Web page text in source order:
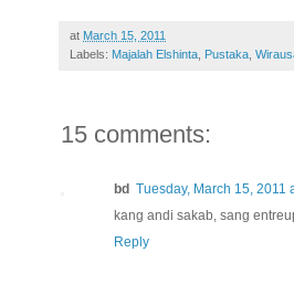
at March 15, 2011
Labels: Majalah Elshinta Pustaka
15 comments:
bd Tuesday, March 15, 2011
kang andi sakab, sang
Reply